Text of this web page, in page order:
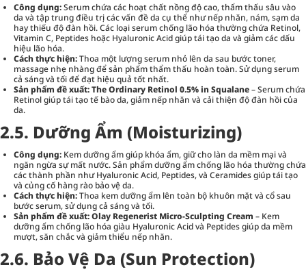
Công dụng:Serum chứa các hoạt chất nồng độ cao, thẩm thấu sâu vào
da và tập trung điều trị các vấn đề da cụ thể như nếp nhăn, nám, sạm da
hay thiếu độ đàn hồi. Các loại serum chống lão hóa thường chứa Retinol,
Vitamin C, Peptides hoặc Hyaluronic Acid giúp tái tạo da và giảm các dấu
hiệu lão hóa.
Cách thực hiện:Thoa một lượng serum nhỏ lên da sau bước toner,
massage nhẹ nhàng để sản phẩm thẩm thấu hoàn toàn. Sử dụng serum
cả sáng và tối để đạt hiệu quả tốt nhất.
Sản phẩm đề xuất:The Ordinary Retinol 0.5% in Squalane– Serum chứa
Retinol giúp tái tạo tế bào da, giảm nếp nhăn và cải thiện độ đàn hồi của
da.
2.5. Dưỡng Ẩm (Moisturizing)
Công dụng: Kem dưỡng ẩm giúp khóa ẩm, giữ cho làn da mềm mại và
ngăn ngừa sự mất nước. Sản phẩm dưỡng ẩm chống lão hóa thường chứa
các thành phần như Hyaluronic Acid, Peptides, và Ceramides giúp tái tạo
và củng cố hàng rào bảo vệ da.
Cách thực hiện:Thoa kem dưỡng ẩm lên toàn bộ khuôn mặt và cổ sau
bước serum, sử dụng cả sáng và tối.
Sản phẩm đề xuất:Olay Regenerist Micro-Sculpting Cream – Kem
dưỡng ẩm chống lão hóa giàu Hyaluronic Acid và Peptides giúp da mềm
mượt, săn chắc và giảm thiểu nếp nhăn.
2.6. Bảo Vệ Da (Sun Protection)